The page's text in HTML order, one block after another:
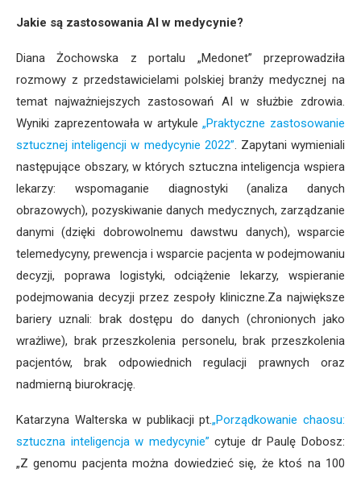
Jakie są zastosowania AI w medycynie?
Diana Żochowska z portalu „Medonet” przeprowadziła
rozmowy z przedstawicielami polskiej branży medycznej na
temat najważniejszych zastosowań AI w służbie zdrowia.
Wyniki zaprezentowała w artykule„Praktyczne zastosowanie
sztucznej inteligencji w medycynie 2022”. Zapytani wymieniali
następujące obszary, w których sztuczna inteligencja wspiera
lekarzy: wspomaganie diagnostyki (analiza danych
obrazowych), pozyskiwanie danych medycznych, zarządzanie
danymi (dzięki dobrowolnemu dawstwu danych), wsparcie
telemedycyny, prewencja i wsparcie pacjenta w podejmowaniu
decyzji, poprawa logistyki, odciążenie lekarzy, wspieranie
podejmowania decyzji przez zespoły kliniczne.Za największe
bariery uznali: brak dostępu do danych (chronionych jako
wrażliwe), brak przeszkolenia personelu, brak przeszkolenia
pacjentów, brak odpowiednich regulacji prawnych oraz
nadmierną biurokrację.
Katarzyna Walterska w publikacji pt.„Porządkowanie chaosu:
sztuczna inteligencja w medycynie” cytuje dr Paulę Dobosz:
„Z genomu pacjenta można dowiedzieć się, że ktoś na 100